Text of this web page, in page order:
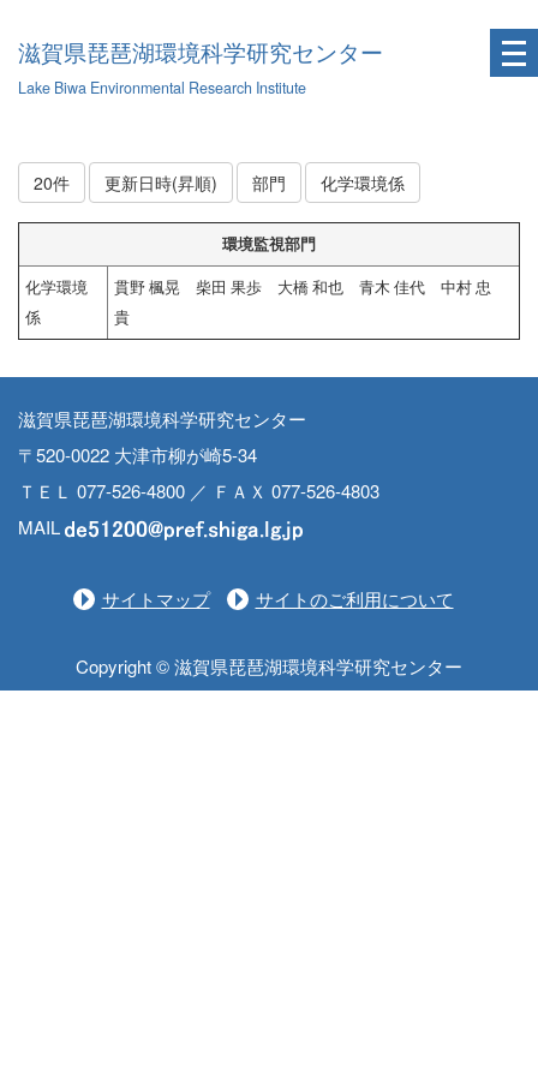
滋賀県琵琶湖環境科学研究センター
Lake Biwa Environmental Research Institute
20件 更新日時(昇順) 部門 化学環境係
環境監視部門
化学環境
係
貫野 楓晃 柴田 果歩 大橋 和也 青木 佳代 中村 忠
貴
滋賀県琵琶湖環境科学研究センター
〒520-0022 大津市柳が崎5-34
ＴＥＬ 077-526-4800 ／ ＦＡＸ 077-526-4803
MAIL
サイトマップ サイトのご利用について
Copyright © 滋賀県琵琶湖環境科学研究センター